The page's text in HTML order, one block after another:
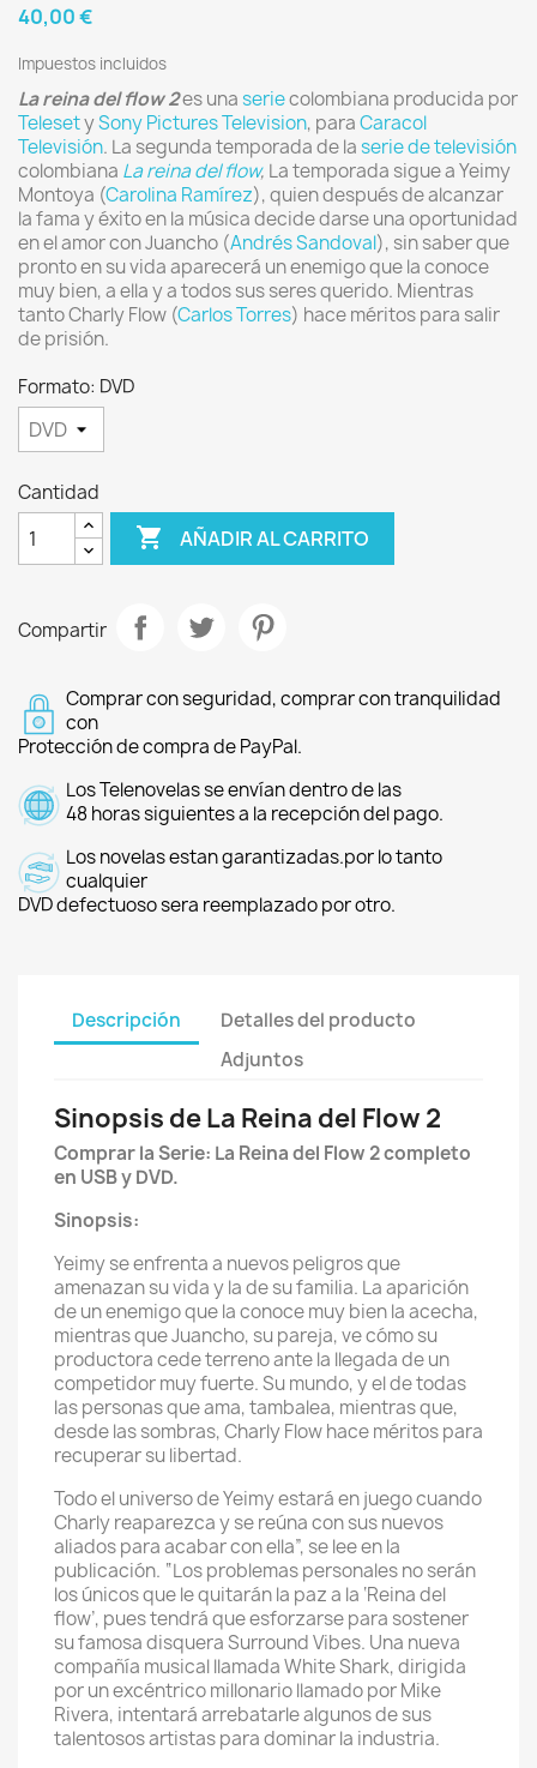
40,00 €
Impuestos incluidos
La reina del flow2es unaseriecolombiana producida por
TelesetySony Pictures Television, paraCaracol
Televisión. La segunda temporada de laserie de televisión
colombiana La reina del flow, La temporada sigue a Yeimy
Montoya (Carolina Ramírez), quien después de alcanzar
la fama y éxito en la música decide darse una oportunidad
en el amor con Juancho (Andrés Sandoval), sin saber que
pronto en su vida aparecerá un enemigo que la conoce
muy bien, a ella y a todos sus seres querido. Mientras
tanto Charly Flow (Carlos Torres) hace méritos para salir
de prisión.
Formato: DVD
Cantidad
 AÑADIR AL CARRITO
Compartir
Comprar con seguridad, comprar con tranquilidad
con
Protección de compra de PayPal.
Los Telenovelas se envían dentro de las
48 horas siguientes a la recepción del pago.
Los novelas estan garantizadas.por lo tanto
cualquier
DVD defectuoso sera reemplazado por otro.
Descripción
Detalles del producto
Adjuntos
Sinopsis de La Reina del Flow 2
Comprar la Serie: La Reina del Flow 2 completo
en USB y DVD.
Sinopsis:
Yeimy se enfrenta a nuevos peligros que
amenazan su vida y la de su familia. La aparición
de un enemigo que la conoce muy bien la acecha,
mientras que Juancho, su pareja, ve cómo su
productora cede terreno ante la llegada de un
competidor muy fuerte. Su mundo, y el de todas
las personas que ama, tambalea, mientras que,
desde las sombras, Charly Flow hace méritos para
recuperar su libertad.
Todo el universo de Yeimy estará en juego cuando
Charly reaparezca y se reúna con sus nuevos
aliados para acabar con ella”, se lee en la
publicación. “Los problemas personales no serán
los únicos que le quitarán la paz a la ‘Reina del
flow’, pues tendrá que esforzarse para sostener
su famosa disquera Surround Vibes. Una nueva
compañía musical llamada White Shark, dirigida
por un excéntrico millonario llamado por Mike
Rivera, intentará arrebatarle algunos de sus
talentosos artistas para dominar la industria.